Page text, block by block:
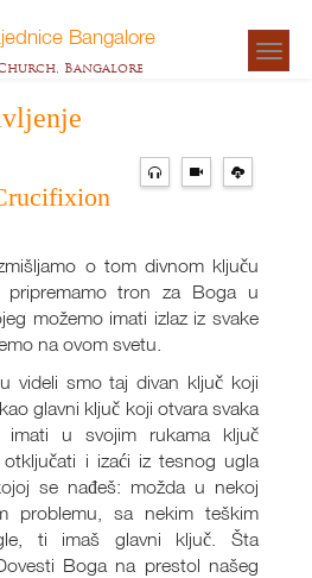
Bangalore
Bangalore
o tom divnom ključu
pripremamo tron za Boga u
možemo imati izlaz iz svake
na ovom svetu.
videli smo taj divan ključ koji
glavni ključ koji otvara svaka
u svojim rukama ključ
i izaći iz tesnog ugla
se nađeš: možda u nekoj
problemu, sa nekim teškim
ti imaš glavni ključ. Šta
Boga na prestol našeg